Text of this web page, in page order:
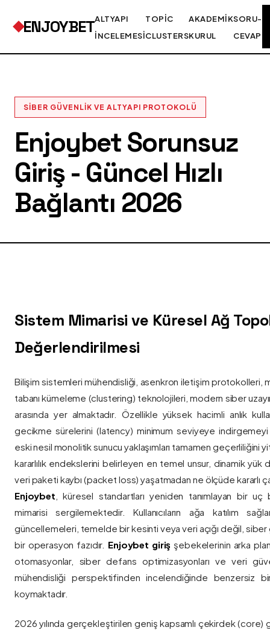
ENJOYBETALTYAPI
İNCELEMESI
TOPIC
CLUSTERS
AKADEMIK
KURUL
SORU-
CEVAP
SIBER GÜVENLIK VE ALTYAPI PROTOKOLÜ
Enjoybet Sorunsuz
Giriş - Güncel Hızlı
Bağlantı 2026
Sistem Mimarisi ve Küresel Ağ
Değerlendirilmesi
Bilişim sistemleri mühendisliği, asenkron iletişim protokolleri,
tabanı kümeleme (clustering) teknolojileri, modern siber
arasında yer almaktadır. Özellikle yüksek hacimli anlık
gecikme sürelerini (latency) minimum seviyeye
eski nesil monolitik sunucu yaklaşımları tamamen geçerliliğini
kararlılık endekslerini belirleyen en temel unsur, dinamik yük
veri paketi kaybı (packet loss) yaşatmadan ne ölçüde kararlı
Enjoybet , küresel standartları yeniden tanımlayan bir
mimarisi sergilemektedir. Kullanıcıların ağa katılım
güncellemeleri, temelde bir kesinti veya veri açığı değil, siber
bir operasyon fazıdır. Enjoybet giriş şebekelerinin arka
otomasyonlar, siber defans optimizasyonları ve veri
mühendisliği perspektifinden incelendiğinde benzersiz
koymaktadır.
2026 yılında gerçekleştirilen geniş kapsamlı çekirdek